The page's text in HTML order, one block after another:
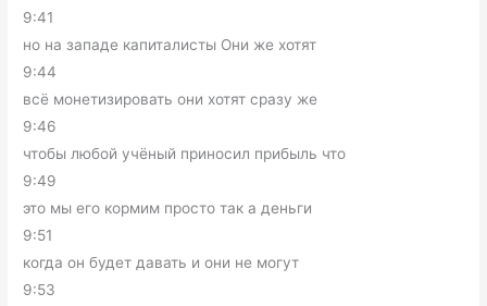
9:41
но на западе капиталисты Они же хотят
9:44
всё монетизировать они хотят сразу же
9:46
чтобы любой учёный приносил прибыль что
9:49
это мы его кормим просто так а деньги
9:51
когда он будет давать и они не могут
9:53